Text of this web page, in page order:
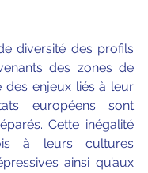
diversité des profils
des zones de
des enjeux liés à leur
européens sont
Cette inégalité
à leurs cultures
ainsi qu’aux